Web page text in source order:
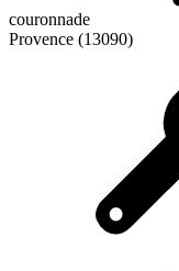
couronnade
Provence (13090)